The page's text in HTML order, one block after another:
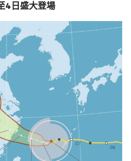
4日盛大登場